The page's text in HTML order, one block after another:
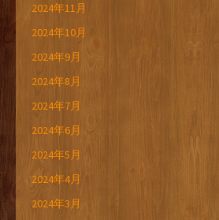
2024年11月
2024年10月
2024年9月
2024年8月
2024年7月
2024年6月
2024年5月
2024年4月
2024年3月